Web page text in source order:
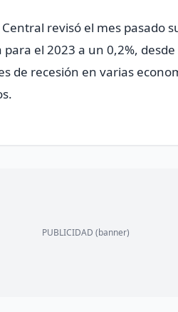
revisó el mes pasado
el 2023 a un 0,2%,
de recesión en varias
PUBLICIDAD (banner)